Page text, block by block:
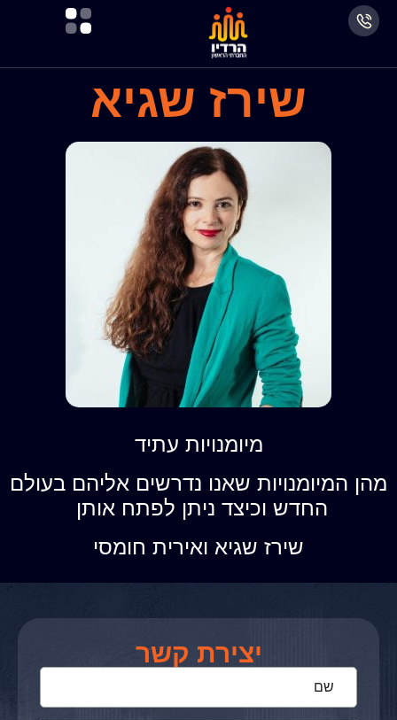
שירז שגיא
מיומנויות עתיד
מהן המיומנויות שאנו נדרשים אליהם בעולם
החדש וכיצד ניתן לפתח אותן
שירז שגיא ואירית חומסי
יצירת קשר